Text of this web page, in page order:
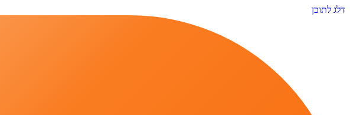
דלג לתוכן